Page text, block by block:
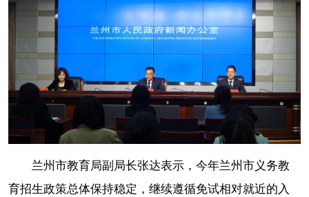
兰州市教育局副局长张达表示，今年兰州市义务教
育招生政策总体保持稳定，继续遵循免试相对就近的入